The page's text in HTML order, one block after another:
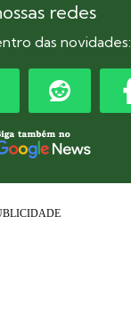
redes
das novidades: